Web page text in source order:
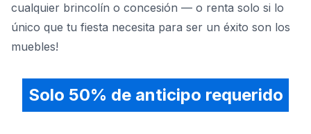
cualquier brincolín o concesión — o renta solo si lo
único que tu fiesta necesita para ser un éxito son los
muebles!
Solo 50% de anticipo requerido